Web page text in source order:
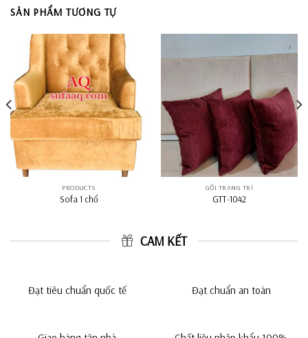
SẢN PHẨM TƯƠNG TỰ
PRODUCTS
Sofa 1 chổ
GỐI TRANG TRÍ
GTT-1042
CAM KẾT
Đạt tiêu chuẩn quốc tế Đạt chuẩn an toàn